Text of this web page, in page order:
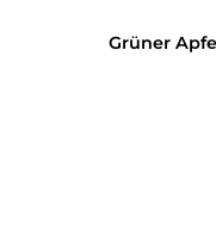
Grüner